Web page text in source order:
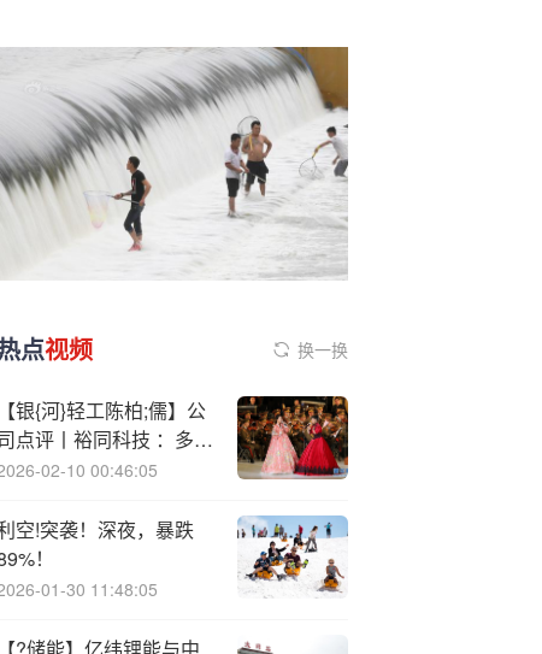
点视频 换一换
【银{河}轻工陈柏;儒】公
点评丨裕同科技 ：多元
/全球化稳健扩张，激励
02-10 00:46:05
空!突袭！深夜，暴跌
！
01-30 11:48:05